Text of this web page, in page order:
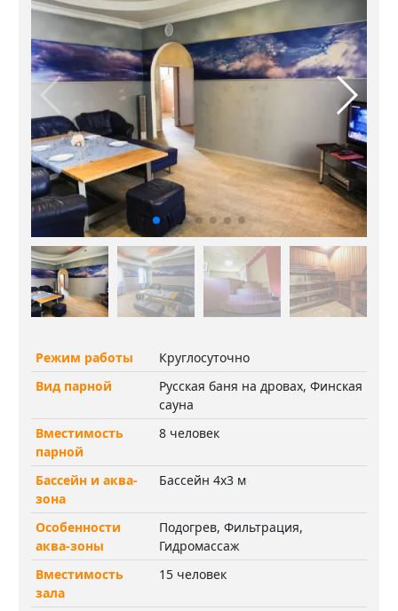
Режим работы
Круглосуточно
Вид парной
Русская баня на дровах, Финская
сауна
Вместимость
парной
8 человек
Бассейн и аква-
зона
Бассейн 4х3 м
Особенности
аква-зоны
Подогрев, Фильтрация,
Гидромассаж
Вместимость
зала
15 человек